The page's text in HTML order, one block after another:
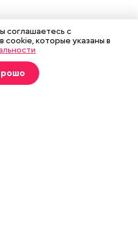
соглашаетесь с
cookie, которые указаны в